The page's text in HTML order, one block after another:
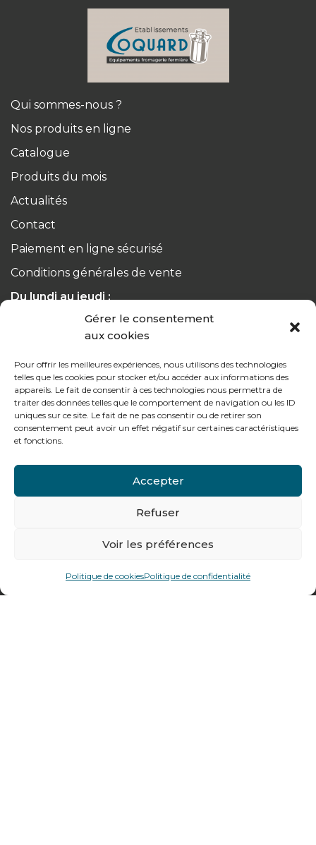
Gérer le consentement
aux cookies
Pour offrir les meilleures expériences, nous utilisons des technologies
telles que les cookies pour stocker et/ou accéder aux informations des
appareils. Le fait de consentir à ces technologies nous permettra de
traiter des données telles que le comportement de navigation ou les ID
uniques sur ce site. Le fait de ne pas consentir ou de retirer son
consentement peut avoir un effet négatif sur certaines caractéristiques
et fonctions.
Accepter
Refuser
Voir les préférences
Politique de cookiesPolitique de confidentialité
Qui sommes-nous ?
Nos produits en ligne
Catalogue
Produits du mois
Actualités
Contact
Paiement en ligne sécurisé
Conditions générales de vente
Du lundi au jeudi :
de 8h à 12h30 et de 13h30 à 17h20
de 8h à 12h30 et de 13h30 à 16h
Contactez-nous
Tél : + 33 (0)4 74 62 81 44
Villefranche sur Saône